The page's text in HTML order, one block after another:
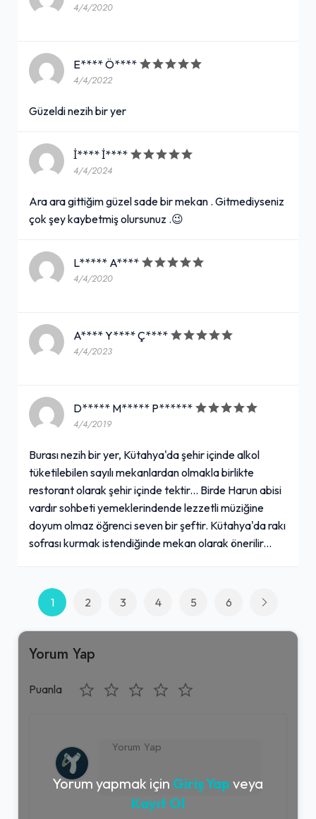
4/4/2020
E**** Ö****
4/4/2022
Güzeldi nezih bir yer
İ**** İ****
4/4/2024
Ara ara gittiğim güzel sade bir mekan . Gitmediyseniz
çok şey kaybetmiş olursunuz .😉
L***** A****
4/4/2020
A**** Y**** Ç****
4/4/2023
D***** M***** P******
4/4/2019
Burası nezih bir yer, Kütahya'da şehir içinde alkol
tüketilebilen sayılı mekanlardan olmakla birlikte
restorant olarak şehir içinde tektir... Birde Harun abisi
vardır sohbeti yemeklerindende lezzetli müziğine
doyum olmaz öğrenci seven bir şeftir. Kütahya'da rakı
sofrası kurmak istendiğinde mekan olarak önerilir...
1 2 3 4 5 6
Yorum Yap
Puanla
Yorum yapmak için Giriş Yap veya
Kayıt Ol